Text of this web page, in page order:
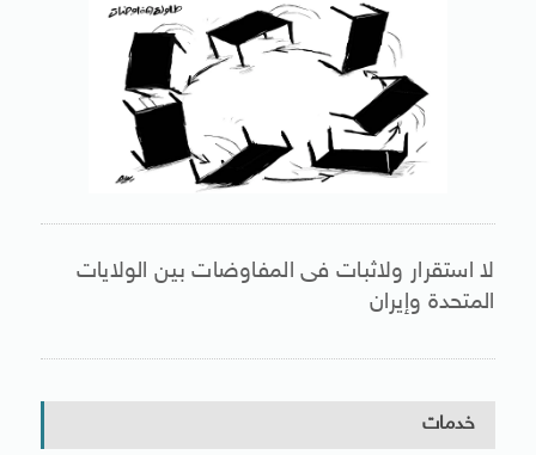
لا استقرار ولاثبات فى المفاوضات بين الولايات
المتحدة وإيران
خدمات